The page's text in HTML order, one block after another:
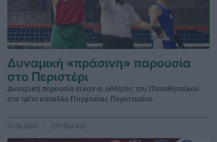
Δυναμική «πράσινη» παρουσία
στο Περιστέρι
Δυναμική παρουσία είχαν οι αθλητές του Παναθηναϊκού
στο τρίτο κύπελλο Πυγμαχίας Περιστερίου.
07.06.2026 ΠΥΓΜΑΧΙΑ